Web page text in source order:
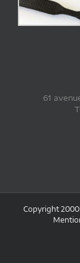
61
Copyright